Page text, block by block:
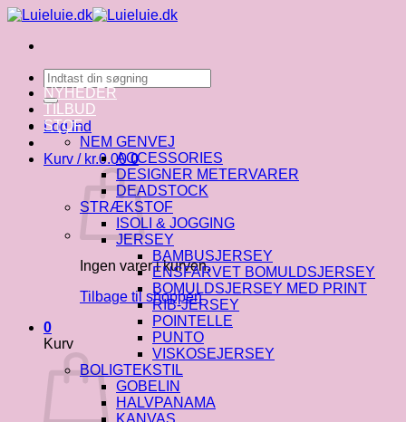
Fortsæt
indhold
Søg
efter:
Log ind
Kurv / kr.0.00 0
Ingen varer i kurven.
Tilbage til shoppen
0
Kurv
NYHEDER
TILBUD
STOF
NEM GENVEJ
ACCESSORIES
DESIGNER METERVARER
DEADSTOCK
STRÆKSTOF
ISOLI & JOGGING
JERSEY
BAMBUSJERSEY
ENSFARVET BOMULDSJERSEY
BOMULDSJERSEY MED PRINT
RIB-JERSEY
POINTELLE
PUNTO
VISKOSEJERSEY
BOLIGTEKSTIL
GOBELIN
HALVPANAMA
KANVAS